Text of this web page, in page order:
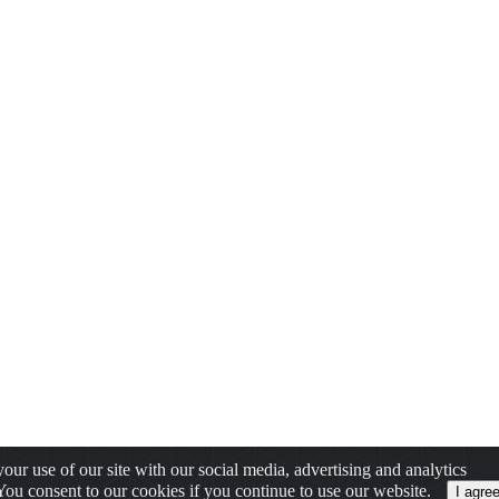
use of our site with our social media, advertising and analytics
consent to our cookies if you continue to use our website.
I agree